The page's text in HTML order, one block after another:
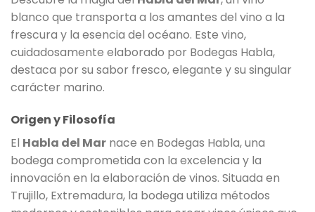
blanco que transporta a los amantes del vino a la
frescura y la esencia del océano. Este vino,
cuidadosamente elaborado por Bodegas Habla,
destaca por su sabor fresco, elegante y su singular
carácter marino.
Origen y Filosofía
El Habla del Mar nace en Bodegas Habla, una
bodega comprometida con la excelencia y la
innovación en la elaboración de vinos. Situada en
Trujillo, Extremadura, la bodega utiliza métodos